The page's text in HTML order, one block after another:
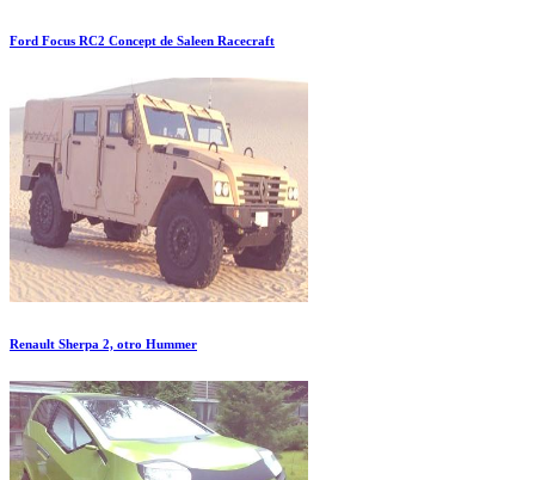
Ford Focus RC2 Concept de Saleen Racecraft
Renault Sherpa 2, otro Hummer